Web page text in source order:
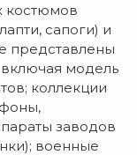
костюмов
сапоги) и
представлены
модель
коллекции
заводов
военные